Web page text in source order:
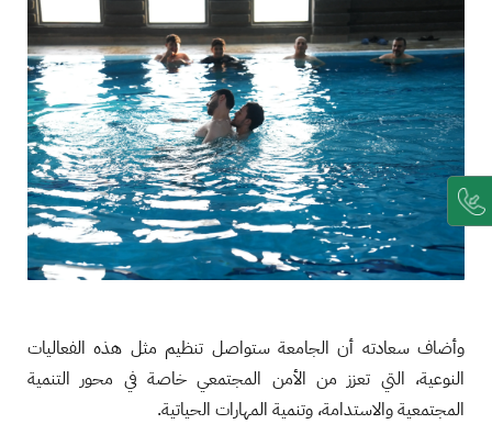
وأضاف سعادته أن الجامعة ستواصل تنظيم مثل هذه الفعاليات
النوعية، التي تعزز من الأمن المجتمعي خاصة في محور التنمية
المجتمعية والاستدامة، وتنمية المهارات الحياتية.